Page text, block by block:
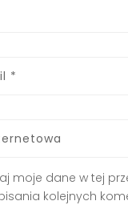
moje dane w tej
kolejnych